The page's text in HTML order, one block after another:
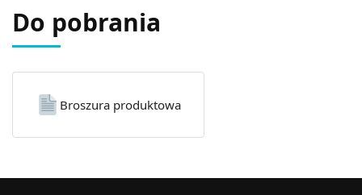
Do pobrania
Broszura produktowa